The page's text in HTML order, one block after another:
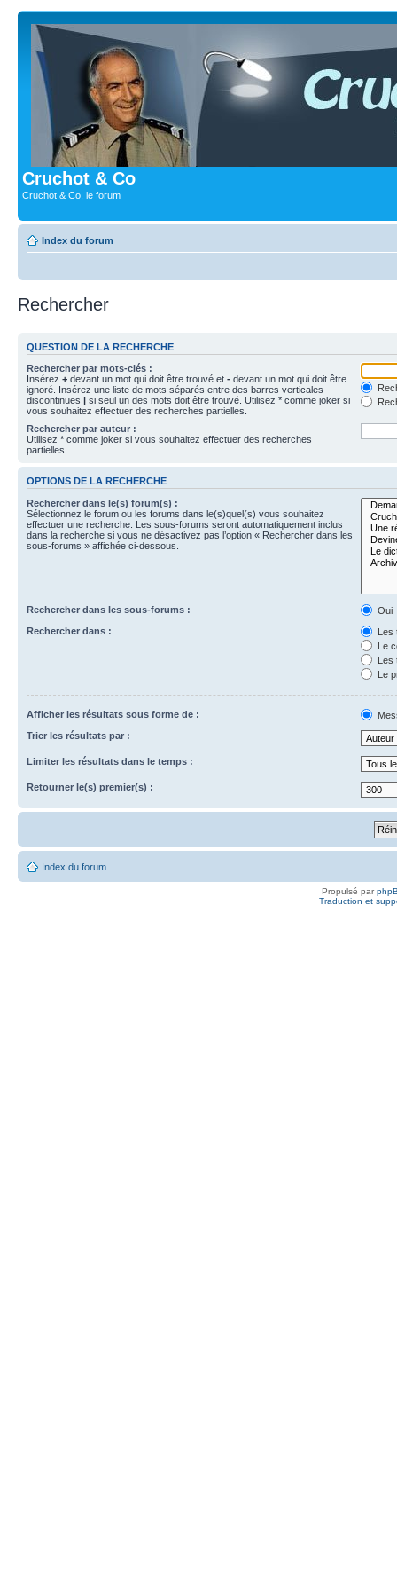
Cruchot & Co
Cruchot & Co, le forum
Index du forum
Rechercher
QUESTION DE LA RECHERCHE
Rechercher par mots-clés :
Insérez + devant un mot qui doit être trouvé et - devant un mot qui doit être
ignoré. Insérez une liste de mots séparés entre des barres verticales
discontinues | si seul un des mots doit être trouvé. Utilisez * comme joker si
vous souhaitez effectuer des recherches partielles.
Rechercher par auteur :
Utilisez * comme joker si vous souhaitez effectuer des recherches
partielles.
OPTIONS DE LA RECHERCHE
Rechercher dans le(s) forum(s) :
Sélectionnez le forum ou les forums dans le(s)quel(s) vous souhaitez
effectuer une recherche. Les sous-forums seront automatiquement inclus
dans la recherche si vous ne désactivez pas l’option « Rechercher dans les
sous-forums » affichée ci-dessous.
Rechercher dans les sous-forums :
Oui
Rechercher dans :
Les
Le
Les
Le
Afficher les résultats sous forme de :
Trier les résultats par :
Limiter les résultats dans le temps :
Retourner le(s) premier(s) :
Index du forum
Propulsé par
Traduction et